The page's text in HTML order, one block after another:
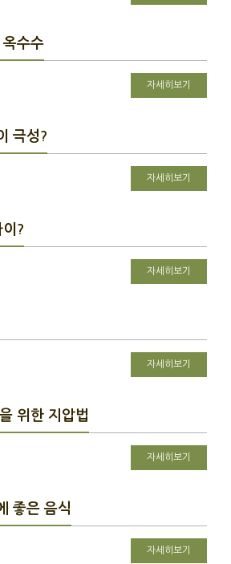
옥수수
자세히보기
극성?
자세히보기
?
자세히보기
자세히보기
위한 지압법
자세히보기
좋은 음식
자세히보기